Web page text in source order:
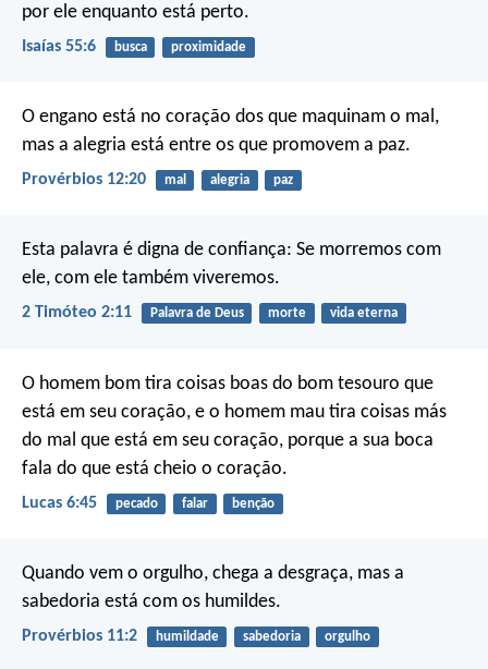
por ele enquanto está perto.
Isaías 55:6 busca proximidade
O engano está no coração dos que maquinam o mal,
mas a alegria está entre os que promovem a paz.
Provérbios 12:20 mal alegria paz
Esta palavra é digna de confiança: Se morremos com
ele, com ele também viveremos.
2 Timóteo 2:11 Palavra de Deus morte vida eterna
O homem bom tira coisas boas do bom tesouro que
está em seu coração, e o homem mau tira coisas más
do mal que está em seu coração, porque a sua boca
fala do que está cheio o coração.
Lucas 6:45 pecado falar benção
Quando vem o orgulho, chega a desgraça, mas a
sabedoria está com os humildes.
Provérbios 11:2 humildade sabedoria orgulho